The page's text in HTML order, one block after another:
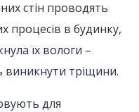
стін проводять
процесів в будинку,
їх вологи –
виникнути тріщини.
для